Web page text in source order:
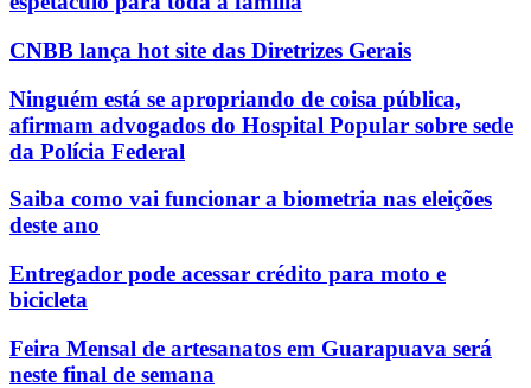
CNBB lança hot site das Diretrizes Gerais
Ninguém está se apropriando de coisa pública,
afirmam advogados do Hospital Popular sobre sede
da Polícia Federal
Saiba como vai funcionar a biometria nas eleições
deste ano
Entregador pode acessar crédito para moto e
bicicleta
Feira Mensal de artesanatos em Guarapuava será
neste final de semana